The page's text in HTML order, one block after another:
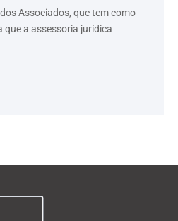
Associados, que tem como
que a assessoria jurídica